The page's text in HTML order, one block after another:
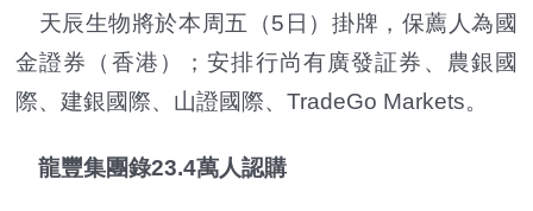
天辰生物將於本周五（5日）掛牌，保薦人為國
金證券（香港）；安排行尚有廣發証券、農銀國
際、建銀國際、山證國際、TradeGo Markets。
龍豐集團錄23.4萬人認購